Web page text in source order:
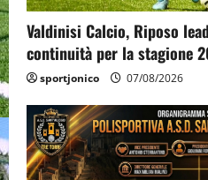
Valdinisi Calcio, Riposo
continuità per la stagione
sportjonico 07/08/2026